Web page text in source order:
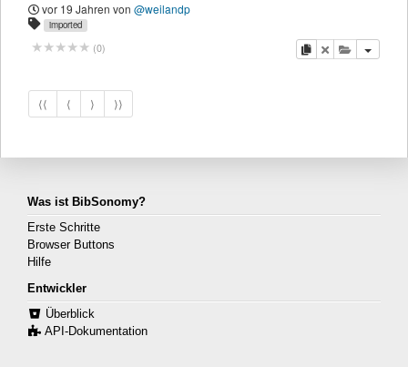
vor 19 Jahren von @weilandp
imported
(0) Kopieren
Löschen
Diese
⟨⟨ ⟨ ⟩ ⟩⟩
Was ist BibSonomy?
Erste Schritte
Browser Buttons
Hilfe
Entwickler
Überblick
API-Dokumentation